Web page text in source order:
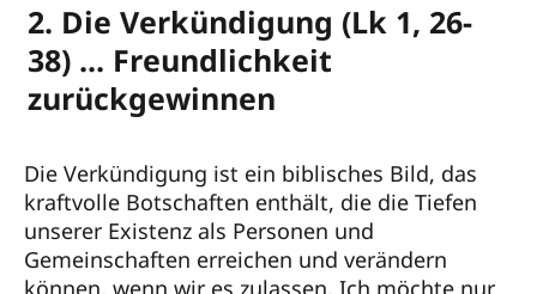
2. Die Verkündigung (Lk 1, 26-
38) ... Freundlichkeit
zurückgewinnen
Die Verkündigung ist ein biblisches Bild, das
kraftvolle Botschaften enthält, die die Tiefen
unserer Existenz als Personen und
Gemeinschaften erreichen und verändern